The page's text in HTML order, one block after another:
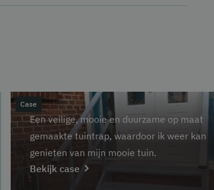
van de trede.dat er voor een spijlenleuning
wij aan je verbinden zodat we
Case
Een veilige, mooie en duurzame op maat
gemaakte tuintrap, waardoor ik weer kan
genieten van mijn mooie tuin.
Bekijk case